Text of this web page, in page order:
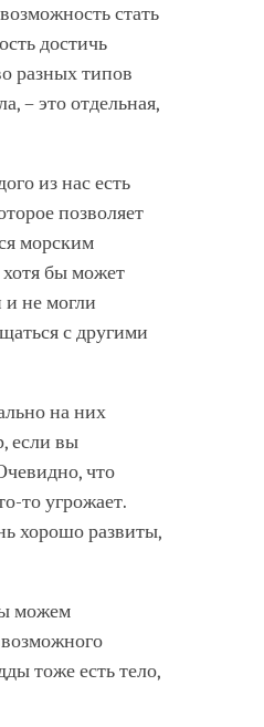
стать
достичь
разных типов
– это отдельная,
из нас есть
позволяет
морским
бы может
не могли
с другими
на них
если вы
что
то угрожает.
хорошо развиты,
можем
тоже есть тело,